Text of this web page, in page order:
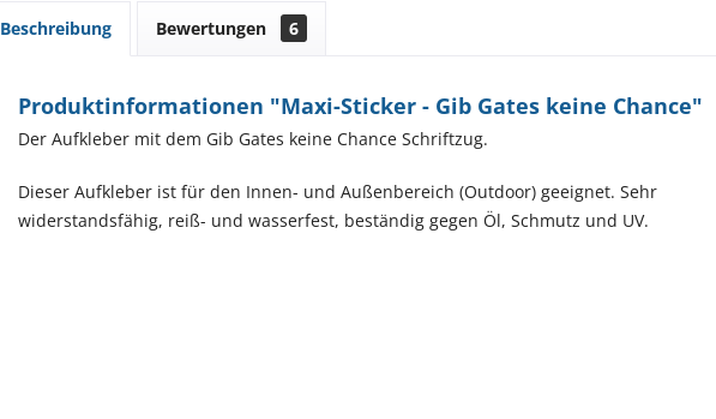
Beschreibung Bewertungen 6
Produktinformationen "Maxi-Sticker - Gib Gates keine Chance"
Der Aufkleber mit dem Gib Gates keine Chance Schriftzug.
Dieser Aufkleber ist für den Innen- und Außenbereich (Outdoor) geeignet. Sehr
widerstandsfähig, reiß- und wasserfest, beständig gegen Öl, Schmutz und UV.